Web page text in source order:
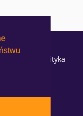
Hoteli
Polityka
zastrzeżone.